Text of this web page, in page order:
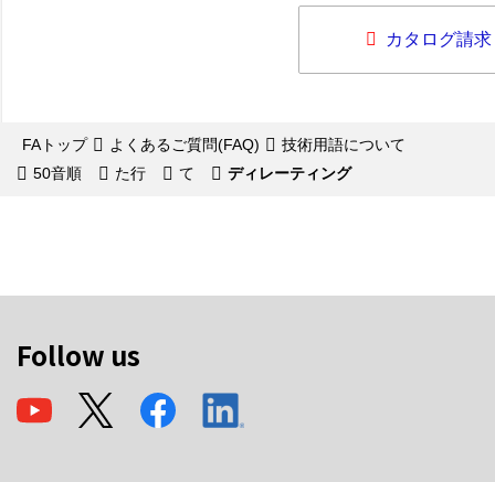
カタログ請求
FAトップ よくあるご質問(FAQ)
技術用語について
50音順
た行 て ディレーティング
Follow us